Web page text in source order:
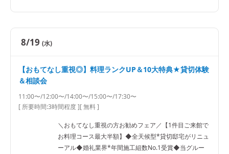
8/19 (水)
【おもてなし重視◎】料理ランクUP＆10大特典★貸切体験
＆相談会
11:00〜/12:00〜/14:00〜/15:00〜/17:30〜
[ 所要時間:3時間程度][ 無料 ]
＼おもてなし重視の方お勧めフェア／【1件目ご来館で
お料理コース最大半額】◆全天候型*貸切邸宅がリニュ
ーアル◆婚礼業界*年間施工組数No.1受賞◆当グルー